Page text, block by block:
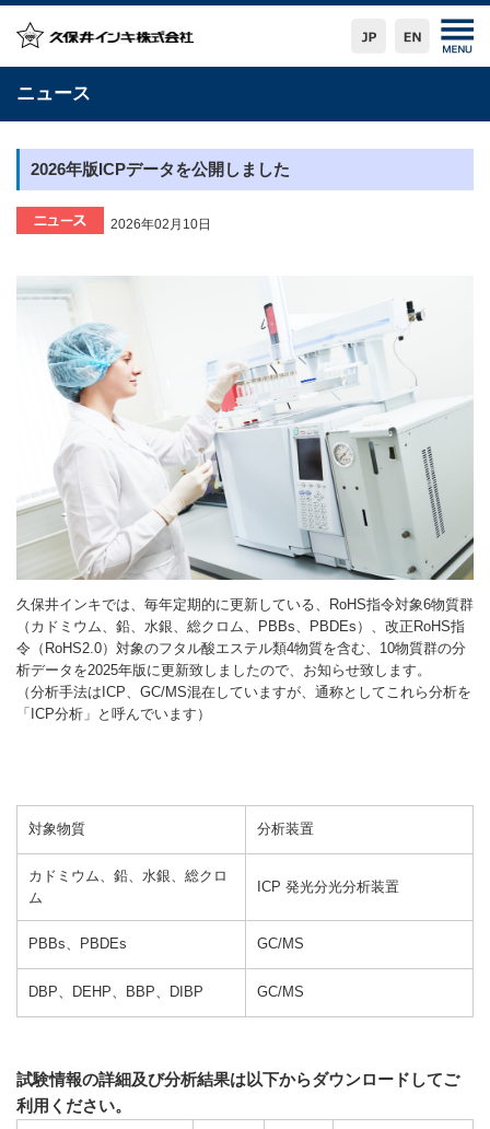
ニュース
2026年版ICPデータを公開しました
2026年02月10日
久保井インキでは、毎年定期的に更新している、RoHS指令対象6物質群
（カドミウム、鉛、水銀、総クロム、PBBs、PBDEs）、改正RoHS指
令（RoHS2.0）対象のフタル酸エステル類4物質を含む、10物質群の分
析データを2025年版に更新致しましたので、お知らせ致します。
（分析手法はICP、GC/MS混在していますが、通称としてこれら分析を
「ICP分析」と呼んでいます）
対象物質 分析装置
カドミウム、鉛、水銀、総クロ
ム
ICP 発光分光分析装置
PBBs、PBDEs GC/MS
DBP、DEHP、BBP、DIBP GC/MS
試験情報の詳細及び分析結果は以下からダウンロードしてご
利用ください。